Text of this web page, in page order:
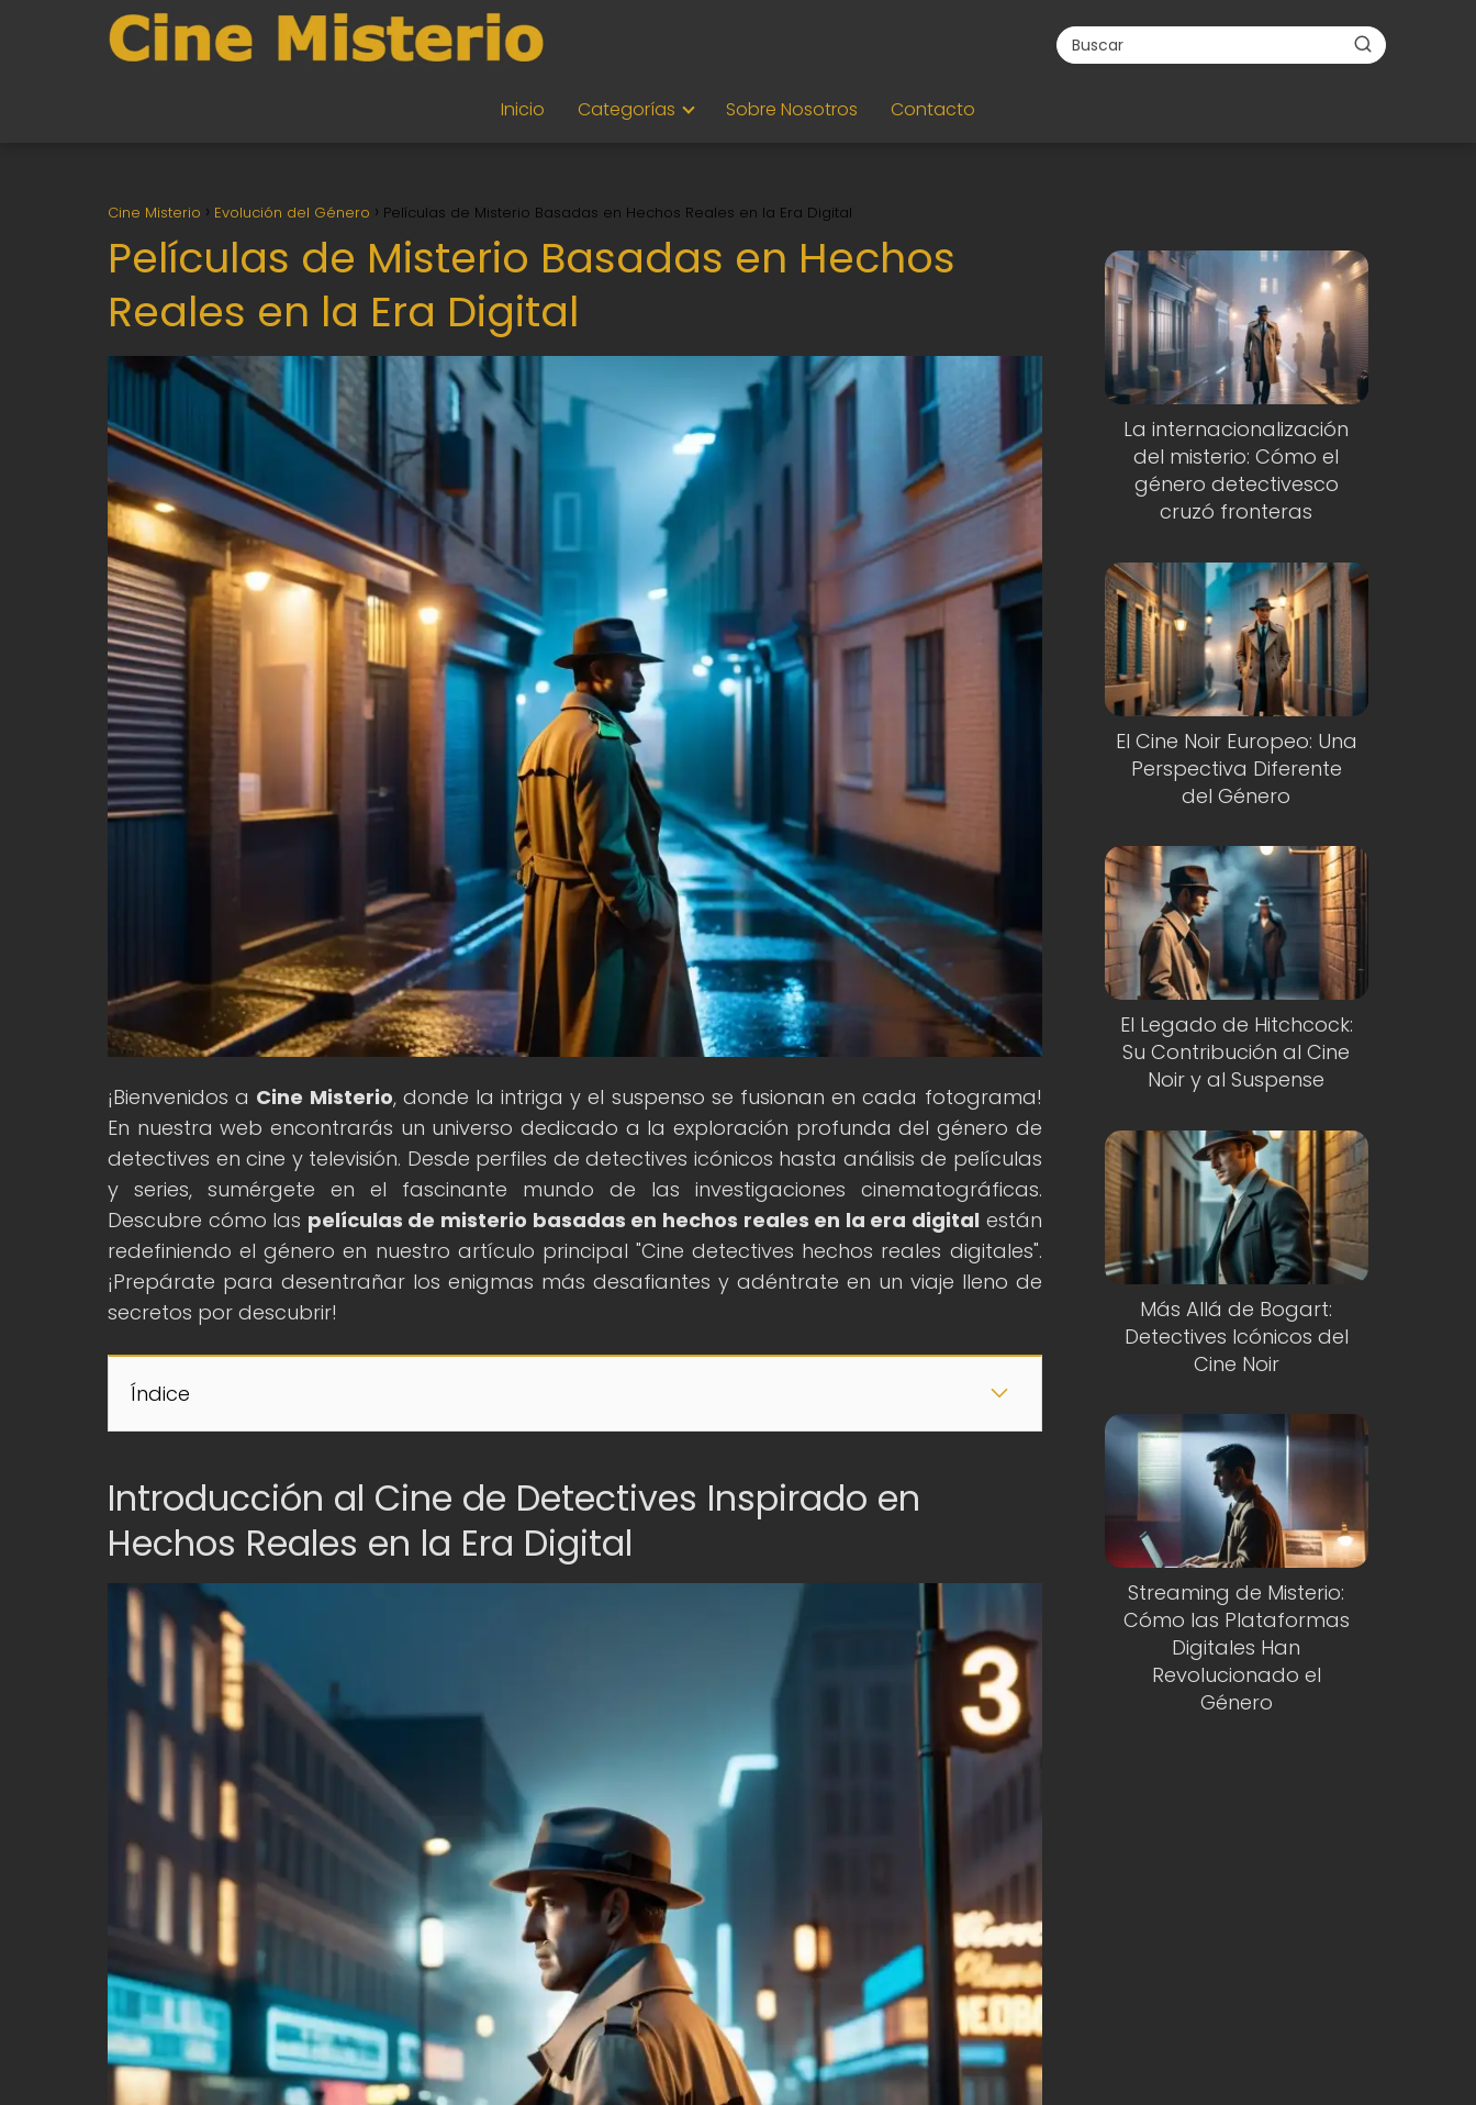
Inicio Categorías Sobre Nosotros Contacto
Cine Misterio Evolución del Género Películas de Misterio Basadas en Hechos Reales en la Era Digital
Películas de Misterio Basadas en Hechos
Reales en la Era Digital
¡Bienvenidos a Cine Misterio, donde la intriga y el suspenso se fusionan en cada fotograma!
En nuestra web encontrarás un universo dedicado a la exploración profunda del género de
detectives en cine y televisión. Desde perfiles de detectives icónicos hasta análisis de películas
y series, sumérgete en el fascinante mundo de las investigaciones cinematográficas.
Descubre cómo las películas de misterio basadas en hechos reales en la era digital están
redefiniendo el género en nuestro artículo principal "Cine detectives hechos reales digitales".
¡Prepárate para desentrañar los enigmas más desafiantes y adéntrate en un viaje lleno de
secretos por descubrir!
Índice
Introducción al Cine de Detectives Inspirado en
Hechos Reales en la Era Digital
La internacionalización
del misterio: Cómo el
género detectivesco
cruzó fronteras
El Cine Noir Europeo: Una
Perspectiva Diferente
del Género
El Legado de Hitchcock:
Su Contribución al Cine
Noir y al Suspense
Más Allá de Bogart:
Detectives Icónicos del
Cine Noir
Streaming de Misterio:
Cómo las Plataformas
Digitales Han
Revolucionado el
Género